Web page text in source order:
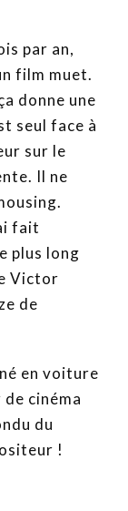
par an,
film muet.
donne une
seul face à
sur le
Il ne
fait
plus long
Victor
de
en voiture
cinéma
du
!